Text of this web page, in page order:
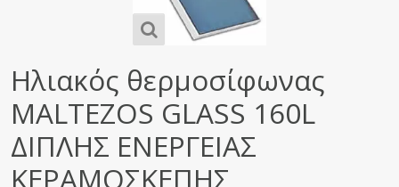
Ηλιακός θερμοσίφωνας
MALTEZOS GLASS 160L
ΔΙΠΛΗΣ ΕΝΕΡΓΕΙΑΣ
ΚΕΡΑΜΟΣΚΕΠΗΣ